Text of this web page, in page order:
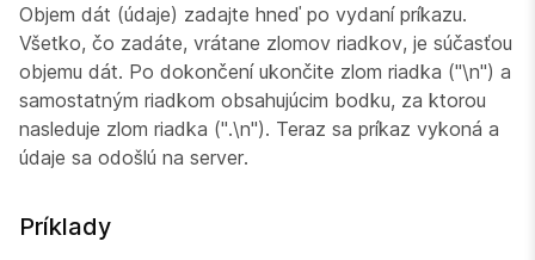
Objem dát (údaje) zadajte hneď po vydaní príkazu.
Všetko, čo zadáte, vrátane zlomov riadkov, je súčasťou
objemu dát. Po dokončení ukončite zlom riadka ("\n") a
samostatným riadkom obsahujúcim bodku, za ktorou
nasleduje zlom riadka (".\n"). Teraz sa príkaz vykoná a
údaje sa odošlú na server.
Príklady